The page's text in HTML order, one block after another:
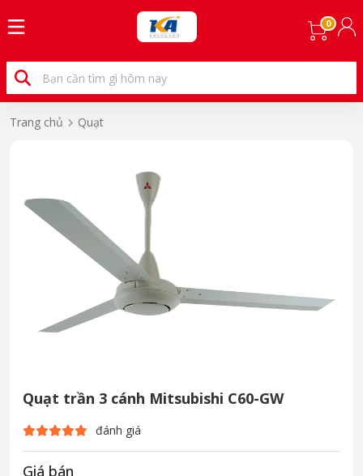
0
Trang chủ Quạt
Quạt trần 3 cánh Mitsubishi C60-GW
đánh giá
Giá bán